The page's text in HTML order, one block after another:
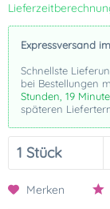
Expressversand
Schnellste
bei Bestellungen
Stunden, 19
späteren
Merken